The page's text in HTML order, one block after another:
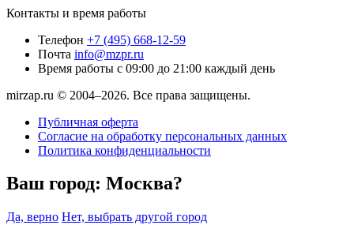
Контакты и время работы
Телефон +7 (495) 668-12-59
Почта info@mzpr.ru
Время работы с 09:00 до 21:00 каждый день
mirzap.ru © 2004–2026. Все права защищены.
Публичная оферта
Согласие на обработку персональных данных
Политика конфиденциальности
Ваш город: Москва?
Да, верно Нет, выбрать другой город